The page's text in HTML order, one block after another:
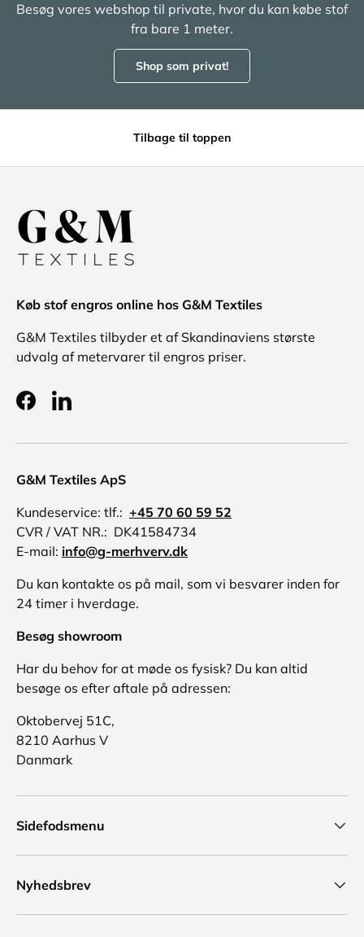
Besøg vores webshop til private, hvor du kan købe stof
fra bare 1 meter.
Shop som privat!
Tilbage til toppen
Køb stof engros online hos G&M Textiles
G&M Textiles tilbyder et af Skandinaviens største
udvalg af metervarer til engros priser.
FacebookLinkedIn
G&M Textiles ApS
Kundeservice: tlf.: +45 70 60 59 52
CVR / VAT NR.: DK41584734
E-mail: info@g-merhverv.dk
Du kan kontakte os på mail, som vi besvarer inden for
24 timer i hverdage.
Besøg showroom
Har du behov for at møde os fysisk? Du kan altid
besøge os efter aftale på adressen:
Oktobervej 51C,
8210 Aarhus V
Danmark
Sidefodsmenu
Nyhedsbrev